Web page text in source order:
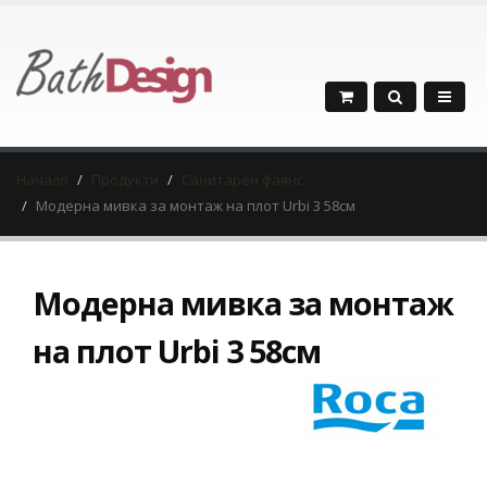
Начало Продукти
Санитарен фаянс
Модерна мивка за монтаж на плот Urbi 3 58см
Модерна мивка за монтаж
на плот Urbi 3 58см